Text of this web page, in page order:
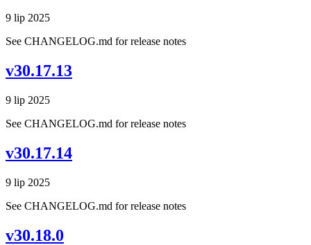
9 lip 2025
See CHANGELOG.md for release notes
v30.17.13
9 lip 2025
See CHANGELOG.md for release notes
v30.17.14
9 lip 2025
See CHANGELOG.md for release notes
v30.18.0